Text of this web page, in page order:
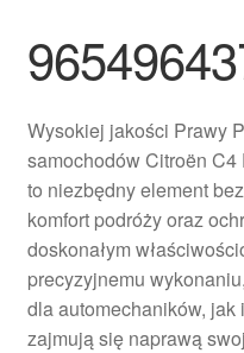
Dostawa na cały świat
Moje konto
O nas
Płatności
Wysokiej jakości Prawy
samochodów Citroën
to niezbędny element
komfort podróży oraz
doskonałym
precyzyjnemu
dla automechaników,
zajmują się naprawą